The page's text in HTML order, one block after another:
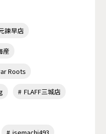
諫早店
産
Roots
FLAFF三城店